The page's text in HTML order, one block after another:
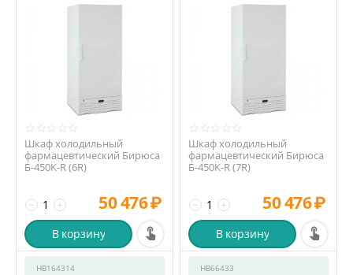
Шкаф холодильный
фармацевтический Бирюса
Б-450K-R (6R)
+
− 50 476₽
В корзину
Шкаф холодильный
фармацевтический Бирюса
Б-450K-R (7R)
+
− 50 476₽
В корзину
HB164314 HB66433